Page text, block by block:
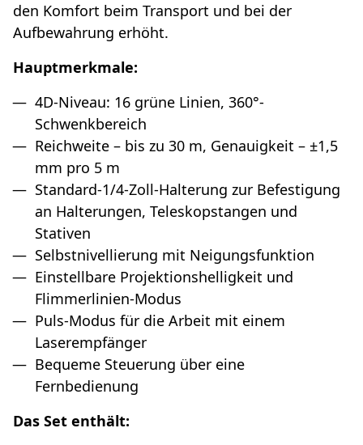
den Komfort beim Transport und bei der
Aufbewahrung erhöht.
Hauptmerkmale:
4D-Niveau: 16 grüne Linien, 360°-
Schwenkbereich
Reichweite – bis zu 30 m, Genauigkeit – ±1,5
mm pro 5 m
Standard-1/4-Zoll-Halterung zur Befestigung
an Halterungen, Teleskopstangen und
Stativen
Selbstnivellierung mit Neigungsfunktion
Einstellbare Projektionshelligkeit und
Flimmerlinien-Modus
Puls-Modus für die Arbeit mit einem
Laserempfänger
Bequeme Steuerung über eine
Fernbedienung
Das Set enthält: